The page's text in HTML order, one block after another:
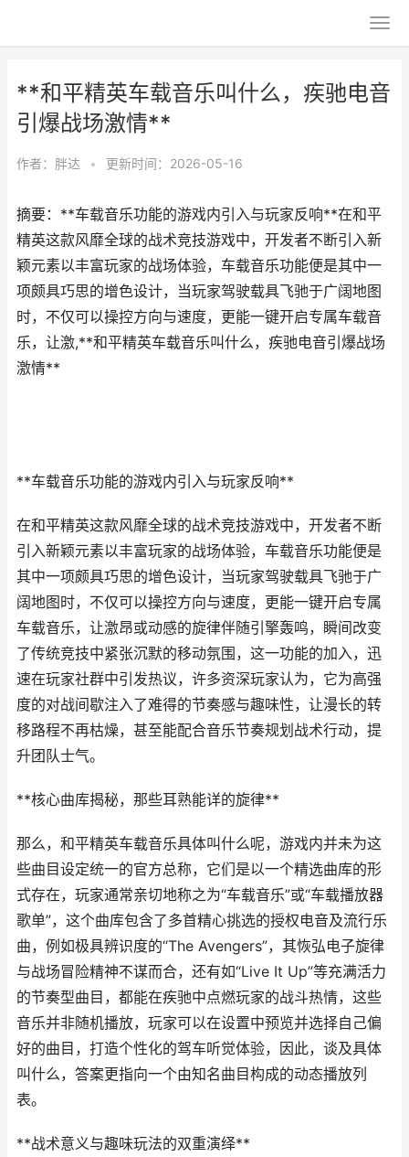
**和平精英车载音乐叫什么，疾驰电音
引爆战场激情**
作者： 胖达 • 更新时间：2026-05-16
摘要：**车载音乐功能的游戏内引入与玩家反响**在和平
精英这款风靡全球的战术竞技游戏中，开发者不断引入新
颖元素以丰富玩家的战场体验，车载音乐功能便是其中一
项颇具巧思的增色设计，当玩家驾驶载具飞驰于广阔地图
时，不仅可以操控方向与速度，更能一键开启专属车载音
乐，让激,**和平精英车载音乐叫什么，疾驰电音引爆战场
激情**
**车载音乐功能的游戏内引入与玩家反响**
在和平精英这款风靡全球的战术竞技游戏中，开发者不断
引入新颖元素以丰富玩家的战场体验，车载音乐功能便是
其中一项颇具巧思的增色设计，当玩家驾驶载具飞驰于广
阔地图时，不仅可以操控方向与速度，更能一键开启专属
车载音乐，让激昂或动感的旋律伴随引擎轰鸣，瞬间改变
了传统竞技中紧张沉默的移动氛围，这一功能的加入，迅
速在玩家社群中引发热议，许多资深玩家认为，它为高强
度的对战间歇注入了难得的节奏感与趣味性，让漫长的转
移路程不再枯燥，甚至能配合音乐节奏规划战术行动，提
升团队士气。
**核心曲库揭秘，那些耳熟能详的旋律**
那么，和平精英车载音乐具体叫什么呢，游戏内并未为这
些曲目设定统一的官方总称，它们是以一个精选曲库的形
式存在，玩家通常亲切地称之为“车载音乐”或“车载播放器
歌单”，这个曲库包含了多首精心挑选的授权电音及流行乐
曲，例如极具辨识度的“The Avengers”，其恢弘电子旋律
与战场冒险精神不谋而合，还有如“Live It Up”等充满活力
的节奏型曲目，都能在疾驰中点燃玩家的战斗热情，这些
音乐并非随机播放，玩家可以在设置中预览并选择自己偏
好的曲目，打造个性化的驾车听觉体验，因此，谈及具体
叫什么，答案更指向一个由知名曲目构成的动态播放列
表。
**战术意义与趣味玩法的双重演绎**